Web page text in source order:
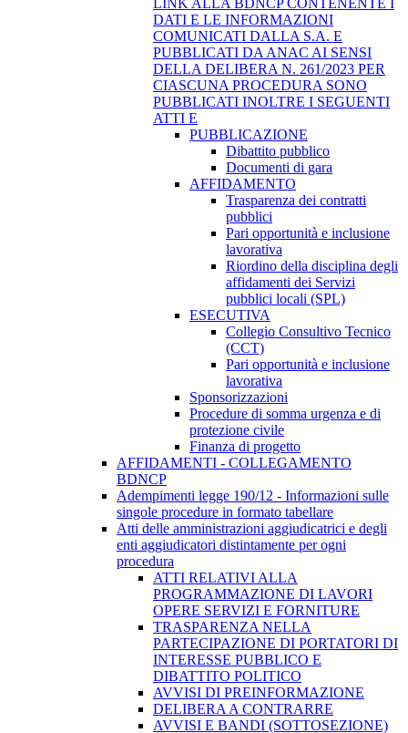
LINK ALLA BDNCP CONTENENTE I
DATI E LE INFORMAZIONI
COMUNICATI DALLA S.A. E
PUBBLICATI DA ANAC AI SENSI
DELLA DELIBERA N. 261/2023 PER
CIASCUNA PROCEDURA SONO
PUBBLICATI INOLTRE I SEGUENTI
ATTI E
PUBBLICAZIONE
Dibattito pubblico
Documenti di gara
AFFIDAMENTO
Trasparenza dei contratti
pubblici
Pari opportunità e inclusione
lavorativa
Riordino della disciplina degli
affidamenti dei Servizi
pubblici locali (SPL)
ESECUTIVA
Collegio Consultivo Tecnico
(CCT)
Pari opportunità e inclusione
lavorativa
Sponsorizzazioni
Procedure di somma urgenza e di
protezione civile
Finanza di progetto
AFFIDAMENTI - COLLEGAMENTO
BDNCP
Adempimenti legge 190/12 - Informazioni sulle
singole procedure in formato tabellare
Atti delle amministrazioni aggiudicatrici e degli
enti aggiudicatori distintamente per ogni
procedura
ATTI RELATIVI ALLA
PROGRAMMAZIONE DI LAVORI
OPERE SERVIZI E FORNITURE
TRASPARENZA NELLA
PARTECIPAZIONE DI PORTATORI DI
INTERESSE PUBBLICO E
DIBATTITO POLITICO
AVVISI DI PREINFORMAZIONE
DELIBERA A CONTRARRE
AVVISI E BANDI (SOTTOSEZIONE)